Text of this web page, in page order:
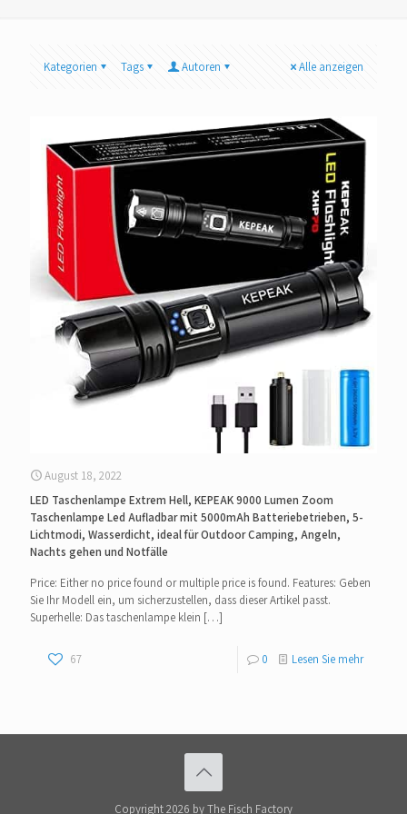
Kategorien Tags Autoren Alle anzeigen
August 18, 2022
LED Taschenlampe Extrem Hell, KEPEAK 9000 Lumen Zoom
Taschenlampe Led Aufladbar mit 5000mAh Batteriebetrieben, 5-
Lichtmodi, Wasserdicht, ideal für Outdoor Camping, Angeln,
Nachts gehen und Notfälle
Price: Either no price found or multiple price is found. Features: Geben
Sie Ihr Modell ein, um sicherzustellen, dass dieser Artikel passt.
Superhelle: Das taschenlampe klein […]
67 0 Lesen Sie mehr
Copyright 2026 by The Fisch Factory